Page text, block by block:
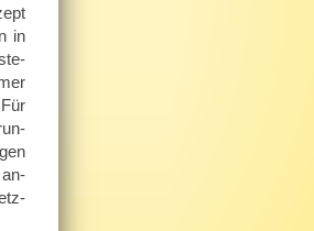
in
ste­
an­